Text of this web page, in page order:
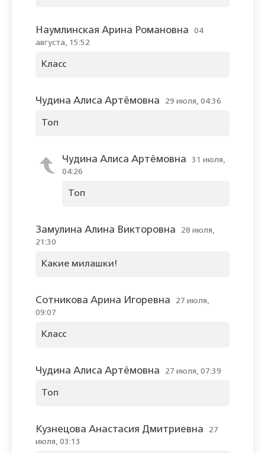
Наумлинская Арина Романовна
04
августа, 15:52
Класс
Чудина Алиса Артёмовна 29 июля, 04:36
Топ
Чудина Алиса Артёмовна
31 июля,
04:26
Топ
Замулина Алина Викторовна
28 июля,
21:30
Какие милашки!
Сотникова Арина Игоревна
27 июля,
09:07
Класс
Чудина Алиса Артёмовна 27 июля, 07:39
Топ
Кузнецова Анастасия Дмитриевна
27
июля, 03:13